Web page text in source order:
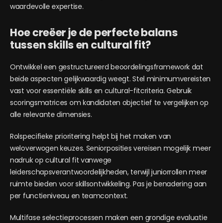
waardevolle expertise.
Hoe creëer je de perfecte balans
tussen skills en cultural fit?
Ontwikkel een gestructureerd beoordelingsframework dat
beide aspecten gelijkwaardig weegt. Stel minimumvereisten
vast voor essentiële skills en cultural-fitcriteria. Gebruik
scoringsmatrices om kandidaten objectief te vergelijken op
alle relevante dimensies.
Rolspecifieke prioritering helpt bij het maken van
weloverwogen keuzes. Seniorposities vereisen mogelijk meer
nadruk op cultural fit vanwege
leiderschapsverantwoordelijkheden, terwijl juniorrollen meer
ruimte bieden voor skillsontwikkeling. Pas je benadering aan
per functieniveau en teamcontext.
Multifase selectieprocessen maken een grondige evaluatie